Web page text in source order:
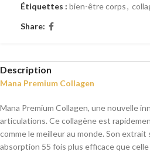
Étiquettes : bien-être corps,
Share:
Description
Mana Premium Collagen
Mana Premium Collagen, une nouvelle
articulations. Ce collagène est
comme le meilleur au monde. Son
absorption 55 fois plus efficace que